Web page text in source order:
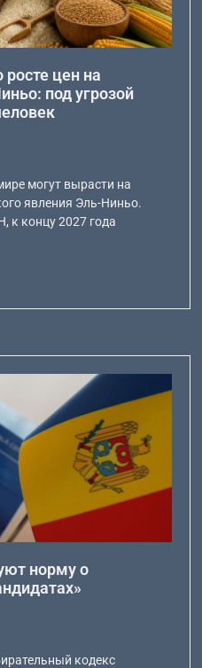
цен на
под угрозой
могут вырасти на
явления Эль-Ниньо.
к концу 2027 года
норму о
кодекс